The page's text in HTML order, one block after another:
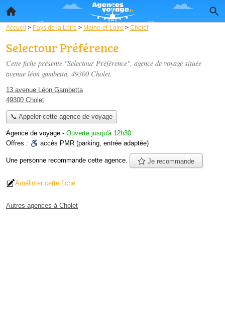
Accueil > Pays de la Loire > Maine-et-Loire > Cholet
Selectour Préférence
Cette fiche présente "Selectour Préférence", agence de voyage située
avenue léon gambetta, 49300 Cholet.
13 avenue Léon Gambetta
49300 Cholet
📞 Appeler cette agence de voyage
Agence de voyage - Ouverte jusqu'à 12h30
Offres :
accès PMR (parking, entrée adaptée)
Une personne recommande cette agence. Je recommande
Améliorer cette fiche
Autres agences à Cholet